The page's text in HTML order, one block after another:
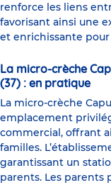
renforce les liens
favorisant ainsi une
et enrichissante pour
La micro-crèche
(37) : en pratique
La micro-crèche
emplacement
commercial, offrant
familles.
garantissant un
parents. Les parents